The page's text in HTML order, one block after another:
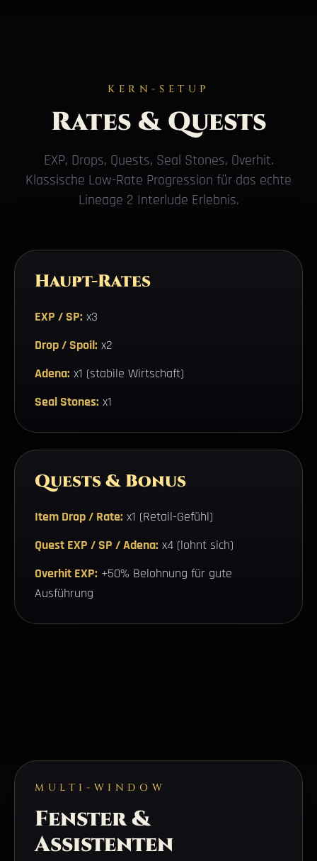
KERN-SETUP
Rates & Quests
EXP, Drops, Quests, Seal Stones, Overhit.
Klassische Low-Rate Progression für das echte
Lineage 2 Interlude Erlebnis.
Haupt-Rates
EXP / SP: x3
Drop / Spoil: x2
Adena: x1 (stabile Wirtschaft)
Seal Stones: x1
Quests & Bonus
Item Drop / Rate: x1 (Retail-Gefühl)
Quest EXP / SP / Adena: x4 (lohnt sich)
Overhit EXP: +50% Belohnung für gute
Ausführung
MULTI-WINDOW
Fenster &
Assistenten